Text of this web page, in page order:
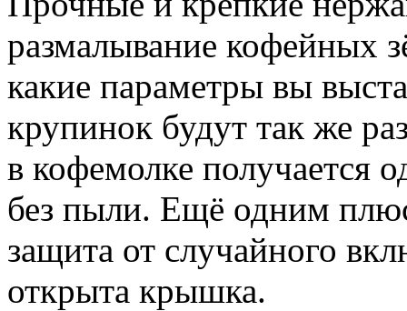
размалывание кофейных
какие параметры вы
крупинок будут так же
в кофемолке получается
без пыли. Ещё одним
защита от случайного
открыта крышка.